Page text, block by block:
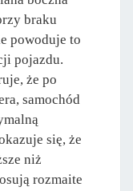
braku
powoduje to
pojazdu.
że po
samochód
się, że
niż
rozmaite